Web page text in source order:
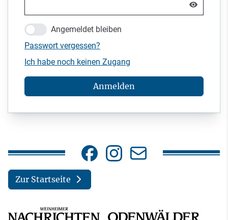
Angemeldet bleiben
Passwort vergessen?
Ich habe noch keinen Zugang
Anmelden
Zur Startseite